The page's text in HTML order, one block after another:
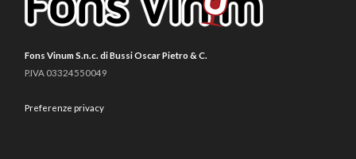
Fons Vinum S.n.c. di Bussi Oscar Pietro & C.
P.IVA 03324550049
Preferenze privacy